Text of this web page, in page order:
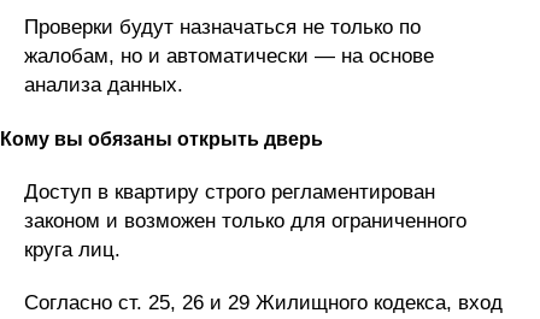
Проверки будут назначаться не только по
жалобам, но и автоматически — на основе
анализа данных.
Кому вы обязаны открыть дверь
Доступ в квартиру строго регламентирован
законом и возможен только для ограниченного
круга лиц.
Согласно ст. 25, 26 и 29 Жилищного кодекса, вход